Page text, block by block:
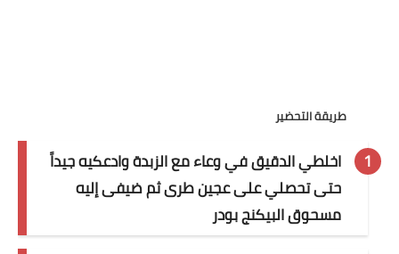
مقالات
طريقة التحضير
اخلطي الدقيق في وعاء مع الزبدة وادعكيه جيداً
حتى تحصلي على عجين طرى ثم ضيفى إليه
مسحوق البيكنج بودر